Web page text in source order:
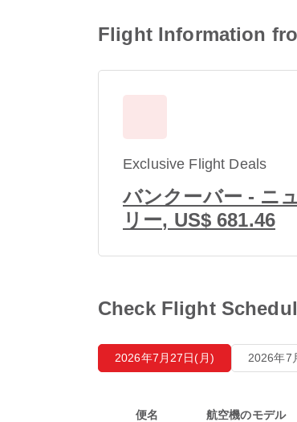
Flight Information
Exclusive Flight Deals
バンクーバー - ニ
リー, US$ 681.46
Check Flight
2026年7月27日(月) 2026年7
便名 航空機のモデル